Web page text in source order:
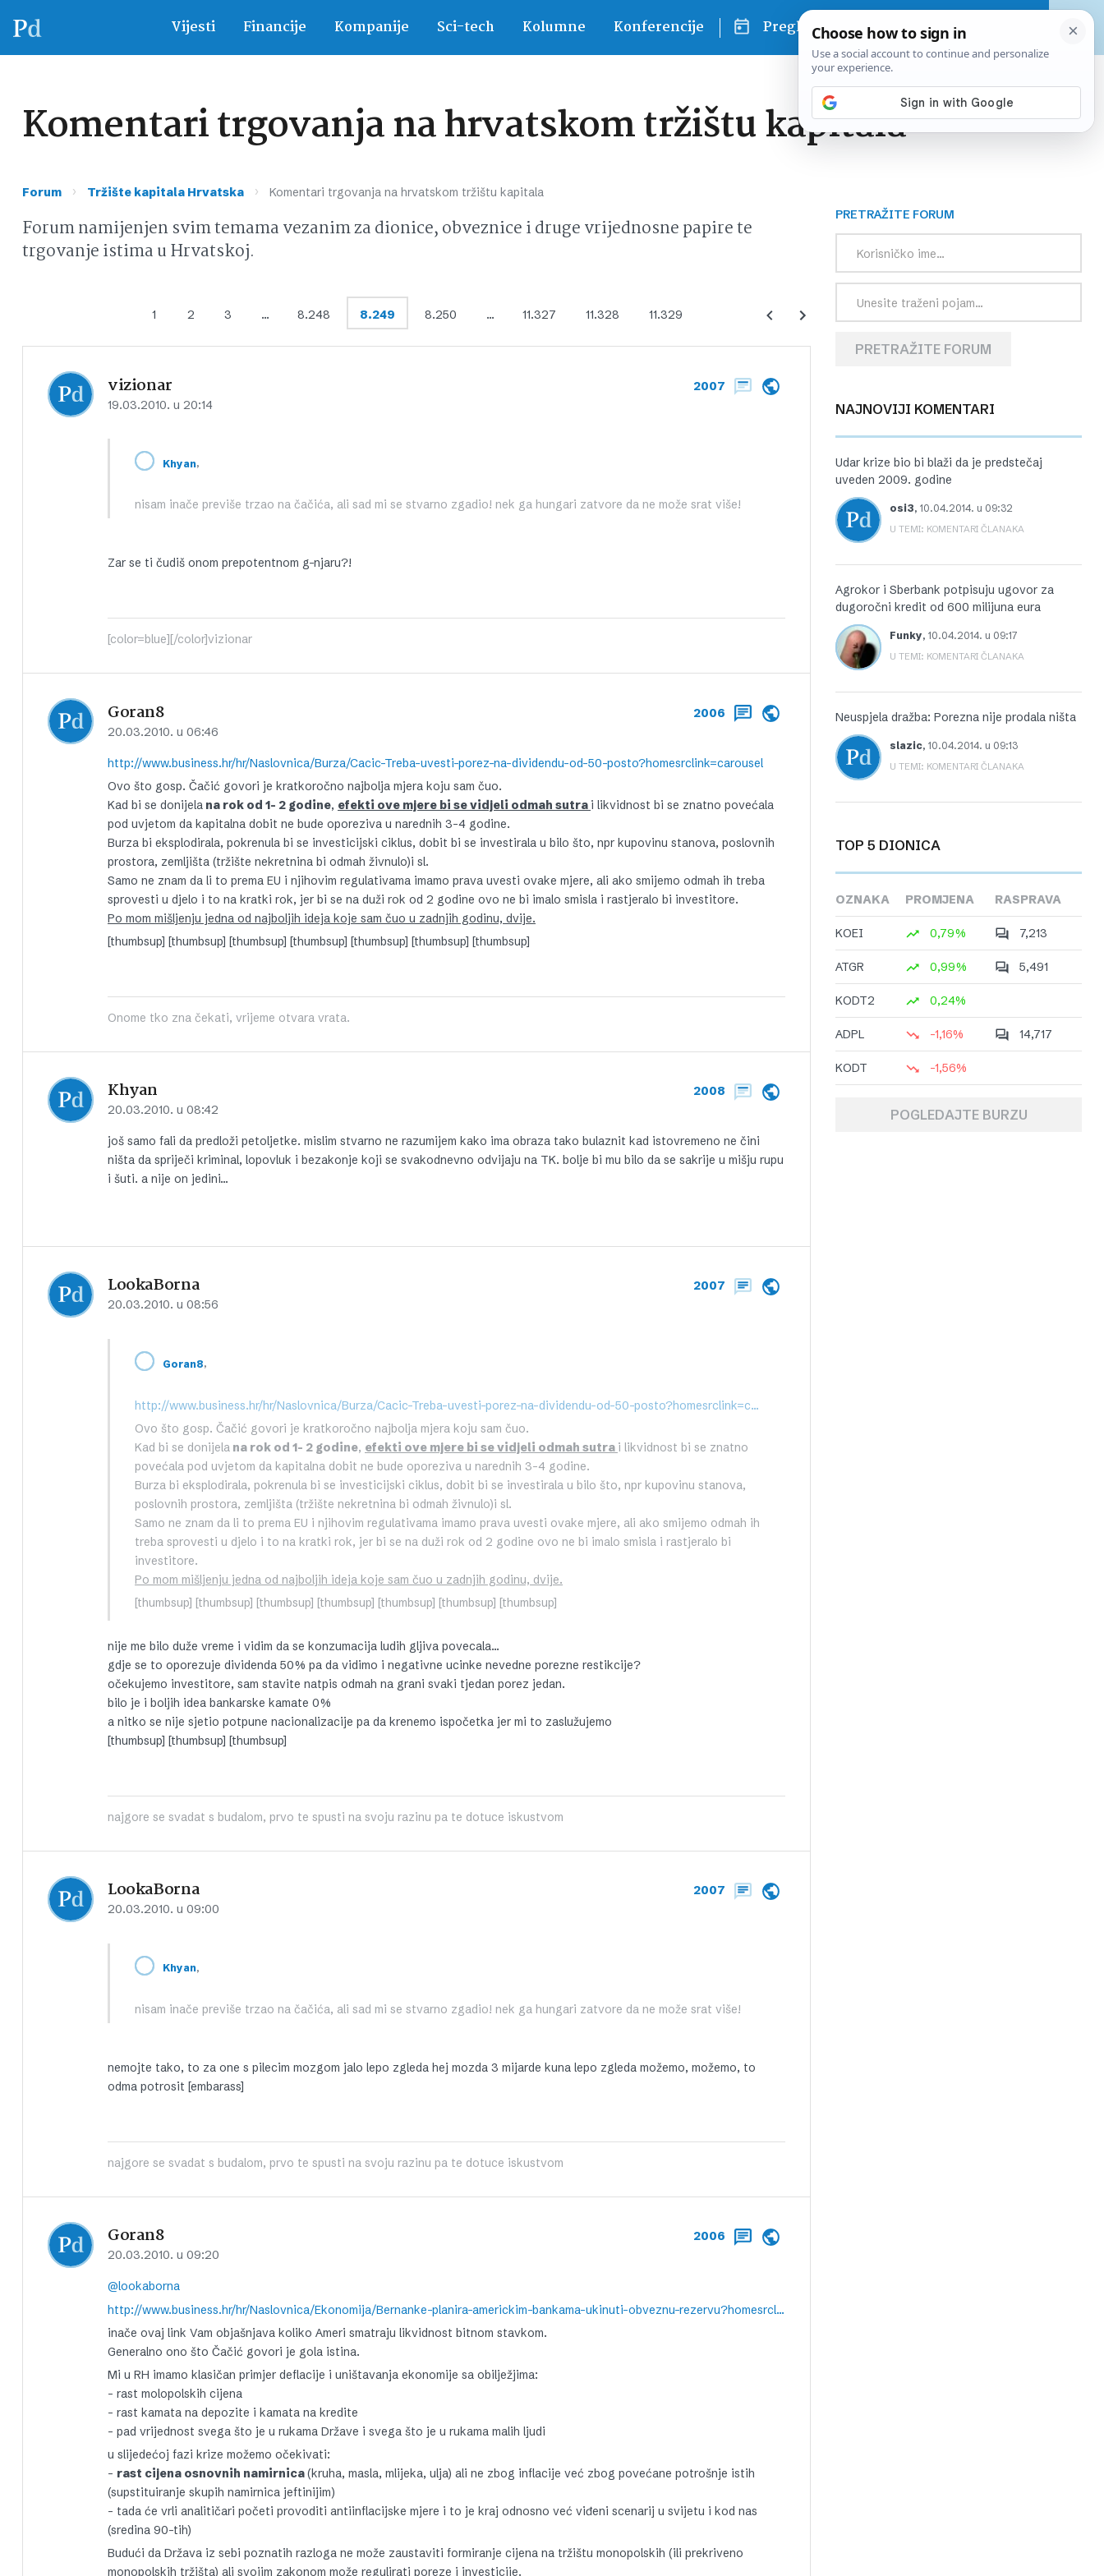
Vijesti Financije Kompanije Sci-tech Kolumne Konferencije Pregled dana
Komentari trgovanja na hrvatskom tržištu kapitala
Forum › Tržište kapitala Hrvatska › Komentari trgovanja na hrvatskom tržištu kapitala
Forum namijenjen svim temama vezanim za dionice, obveznice i druge vrijednosne papire te
trgovanje istima u Hrvatskoj.
1 2 3 … 8.248 8.249 8.250 … 11.327 11.328 11.329
vizionar
19.03.2010. u 20:14
2007
Khyan,
nisam inače previše trzao na čačića, ali sad mi se stvarno zgadio! nek ga hungari zatvore da ne može srat više!
Zar se ti čudiš onom prepotentnom g–njaru?!
[color=blue][/color]vizionar
Goran8
20.03.2010. u 06:46
2006
http://www.business.hr/hr/Naslovnica/Burza/Cacic-Treba-uvesti-porez-na-dividendu-od-50-posto?homesrclink=carousel
Ovo što gosp. Čačić govori je kratkoročno najbolja mjera koju sam čuo.
Kad bi se donijela na rok od 1- 2 godine, efekti ove mjere bi se vidjeli odmah sutra i likvidnost bi se znatno povećala
pod uvjetom da kapitalna dobit ne bude oporeziva u narednih 3-4 godine.
Burza bi eksplodirala, pokrenula bi se investicijski ciklus, dobit bi se investirala u bilo što, npr kupovinu stanova, poslovnih
prostora, zemljišta (tržište nekretnina bi odmah živnulo)i sl.
Samo ne znam da li to prema EU i njihovim regulativama imamo prava uvesti ovake mjere, ali ako smijemo odmah ih treba
sprovesti u djelo i to na kratki rok, jer bi se na duži rok od 2 godine ovo ne bi imalo smisla i rastjeralo bi investitore.
Po mom mišljenju jedna od najboljih ideja koje sam čuo u zadnjih godinu, dvije.
[thumbsup] [thumbsup] [thumbsup] [thumbsup] [thumbsup] [thumbsup] [thumbsup]
Onome tko zna čekati, vrijeme otvara vrata.
Khyan
20.03.2010. u 08:42
2008
još samo fali da predloži petoljetke. mislim stvarno ne razumijem kako ima obraza tako bulaznit kad istovremeno ne čini
ništa da spriječi kriminal, lopovluk i bezakonje koji se svakodnevno odvijaju na TK. bolje bi mu bilo da se sakrije u mišju rupu
i šuti. a nije on jedini…
LookaBorna
20.03.2010. u 08:56
2007
Goran8,
http://www.business.hr/hr/Naslovnica/Burza/Cacic-Treba-uvesti-porez-na-dividendu-od-50-posto?homesrclink=carousel
Ovo što gosp. Čačić govori je kratkoročno najbolja mjera koju sam čuo.
Kad bi se donijela na rok od 1- 2 godine, efekti ove mjere bi se vidjeli odmah sutra i likvidnost bi se znatno
povećala pod uvjetom da kapitalna dobit ne bude oporeziva u narednih 3-4 godine.
Burza bi eksplodirala, pokrenula bi se investicijski ciklus, dobit bi se investirala u bilo što, npr kupovinu stanova,
poslovnih prostora, zemljišta (tržište nekretnina bi odmah živnulo)i sl.
Samo ne znam da li to prema EU i njihovim regulativama imamo prava uvesti ovake mjere, ali ako smijemo odmah ih
treba sprovesti u djelo i to na kratki rok, jer bi se na duži rok od 2 godine ovo ne bi imalo smisla i rastjeralo bi
investitore.
Po mom mišljenju jedna od najboljih ideja koje sam čuo u zadnjih godinu, dvije.
[thumbsup] [thumbsup] [thumbsup] [thumbsup] [thumbsup] [thumbsup] [thumbsup]
nije me bilo duže vreme i vidim da se konzumacija ludih gljiva povecala…
gdje se to oporezuje dividenda 50% pa da vidimo i negativne ucinke nevedne porezne restikcije?
očekujemo investitore, sam stavite natpis odmah na grani svaki tjedan porez jedan.
bilo je i boljih idea bankarske kamate 0%
a nitko se nije sjetio potpune nacionalizacije pa da krenemo ispočetka jer mi to zaslužujemo
[thumbsup] [thumbsup] [thumbsup]
najgore se svadat s budalom, prvo te spusti na svoju razinu pa te dotuce iskustvom
LookaBorna
20.03.2010. u 09:00
2007
Khyan,
nisam inače previše trzao na čačića, ali sad mi se stvarno zgadio! nek ga hungari zatvore da ne može srat više!
nemojte tako, to za one s pilecim mozgom jalo lepo zgleda hej mozda 3 mijarde kuna lepo zgleda možemo, možemo, to
odma potrosit [embarass]
najgore se svadat s budalom, prvo te spusti na svoju razinu pa te dotuce iskustvom
Goran8
20.03.2010. u 09:20
2006
@lookaborna
http://www.business.hr/hr/Naslovnica/Ekonomija/Bernanke-planira-americkim-bankama-ukinuti-obveznu-rezervu?homesrclink=carousel
inače ovaj link Vam objašnjava koliko Ameri smatraju likvidnost bitnom stavkom.
Generalno ono što Čačić govori je gola istina.
Mi u RH imamo klasičan primjer deflacije i uništavanja ekonomije sa obilježjima:
– rast molopolskih cijena
– rast kamata na depozite i kamata na kredite
– pad vrijednost svega što je u rukama Države i svega što je u rukama malih ljudi
u slijedećoj fazi krize možemo očekivati:
– rast cijena osnovnih namirnica(kruha, masla, mlijeka, ulja) ali ne zbog inflacije već zbog povećane potrošnje istih
(supstituiranje skupih namirnica jeftinijim)
– tada će vrli analitičari početi provoditi antiinflacijske mjere i to je kraj odnosno već viđeni scenarij u svijetu i kod nas
(sredina 90-tih)
Budući da Država iz sebi poznatih razloga ne može zaustaviti formiranje cijena na tržištu monopolskih (ili prekriveno
monopolskih tržišta) ali svojim zakonom može regulirati poreze i investicije.
PRETRAŽITE FORUM
PRETRAŽITE FORUM
NAJNOVIJI KOMENTARI
Udar krize bio bi blaži da je predstečaj
uveden 2009. godine
osi3, 10.04.2014. u 09:32
U TEMI: KOMENTARI ČLANAKA
Agrokor i Sberbank potpisuju ugovor za
dugoročni kredit od 600 milijuna eura
Funky, 10.04.2014. u 09:17
U TEMI: KOMENTARI ČLANAKA
Neuspjela dražba: Porezna nije prodala ništa
slazic, 10.04.2014. u 09:13
U TEMI: KOMENTARI ČLANAKA
TOP 5 DIONICA
OZNAKA PROMJENA RASPRAVA
KOEI 0,79% 7,213
ATGR 0,99% 5,491
KODT2 0,24%
ADPL -1,16% 14,717
KODT -1,56%
POGLEDAJTE BURZU